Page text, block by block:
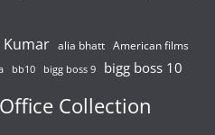
Kumar alia bhatt American films
bb10 bigg boss 9 bigg boss 10
Collection